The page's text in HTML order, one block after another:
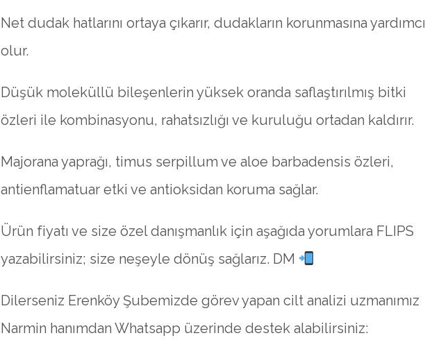
Net dudak hatlarını ortaya çıkarır, dudakların korunmasına yardımcı
olur.
Düşük moleküllü bileşenlerin yüksek oranda saflaştırılmış bitki
özleri ile kombinasyonu, rahatsızlığı ve kuruluğu ortadan kaldırır.
Majorana yaprağı, timus serpillum ve aloe barbadensis özleri,
antienflamatuar etki ve antioksidan koruma sağlar.
Ürün fiyatı ve size özel danışmanlık için aşağıda yorumlara FLIPS
yazabilirsiniz; size neşeyle dönüş sağlarız. DM
Dilerseniz Erenköy Şubemizde görev yapan cilt analizi uzmanımız
Narmin hanımdan Whatsapp üzerinde destek alabilirsiniz: